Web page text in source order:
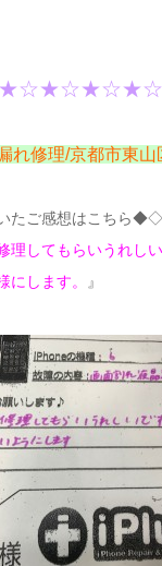
れ修理/京都市東山
たご感想はこちら
理してもらいうれしい
にします。
』